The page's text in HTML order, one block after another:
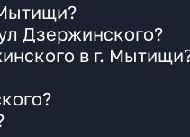
Дзержинского?
в г.